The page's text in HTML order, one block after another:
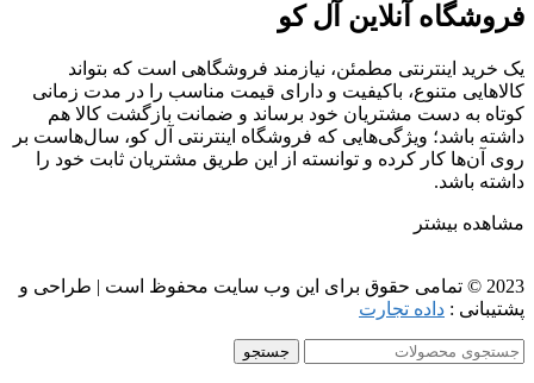
فروشگاه آنلاین آل کو
یک خرید اینترنتی مطمئن، نیازمند فروشگاهی است که بتواند
کالاهایی متنوع، باکیفیت و دارای قیمت مناسب را در مدت زمانی
کوتاه به دست مشتریان خود برساند و ضمانت بازگشت کالا هم
داشته باشد؛ ویژگی‌هایی که فروشگاه اینترنتی آل کو، سال‌هاست بر
روی آن‌ها کار کرده و توانسته از این طریق مشتریان ثابت خود را
داشته باشد.
مشاهده بیشتر
2023 © تمامی حقوق برای این وب سایت محفوظ است | طراحی و
پشتیبانی : داده تجارت
جستجو